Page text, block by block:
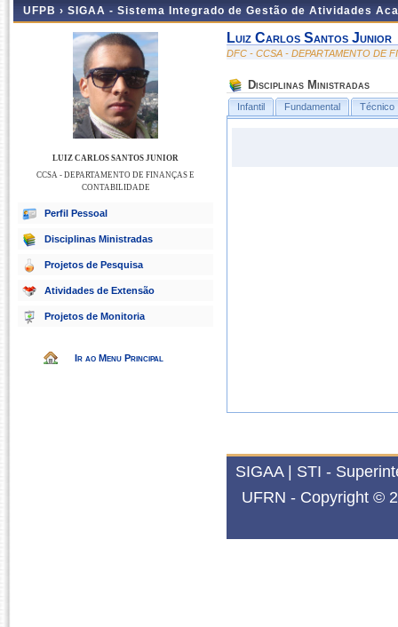
UFPB › SIGAA - Sistema Integrado de Gestão de Atividades
LUIZ CARLOS SANTOS JUNIOR
CCSA - DEPARTAMENTO DE FINANÇAS E
CONTABILIDADE
Perfil Pessoal
Disciplinas Ministradas
Projetos de Pesquisa
Atividades de Extensão
Projetos de Monitoria
Ir ao Menu Principal
Luiz Carlos Santos Junior
DFC - CCSA - DEPARTAMENTO DE
Disciplinas Ministradas
Infantil Fundamental Técnico
SIGAA | STI -
UFRN - Copyright ©